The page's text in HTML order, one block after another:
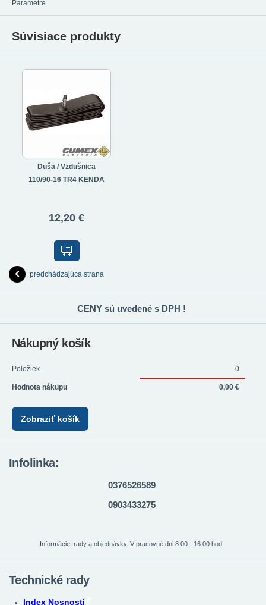
Parametre
Súvisiace produkty
Duša / Vzdušnica
110/90-16 TR4 KENDA
12,20 €
predchádzajúca strana
CENY sú uvedené s DPH !
Nákupný košík
Položiek 0
Hodnota nákupu 0,00 €
Zobraziť košík
Infolinka:
0376526589
0903433275
Informácie, rady a objednávky. V pracovné dni 8:00 - 16:00 hod.
Technické rady
Index Nosnosti